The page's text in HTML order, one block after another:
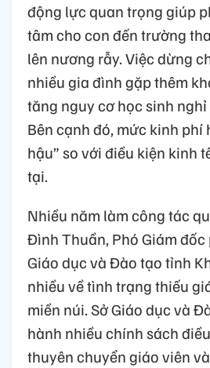
động lực quan trọng giúp
tâm cho con đến trường
lên nương rẫy. Việc dừng
nhiều gia đình gặp thêm
tăng nguy cơ học sinh
Bên cạnh đó, mức kinh phí
hậu” so với điều kiện kinh
tại.
Nhiều năm làm công tác
Đình Thuần, Phó Giám
Giáo dục và Đào tạo tỉnh
nhiều về tình trạng thiếu
miền núi. Sở Giáo dục và
hành nhiều chính sách
thuyên chuyển giáo viên